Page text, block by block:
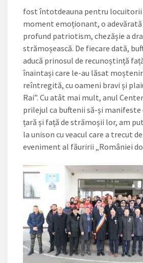
fost întotdeauna pentru locuitorii
moment emoționant, o adevărată
profund patriotism, chezășie a
strămoșească. De fiecare dată,
aducă prinosul de recunoștință
înaintași care le-au lăsat
reîntregită, cu oameni bravi și
Rai”. Cu atât mai mult, anul
prilejul ca buftenii să-și manifeste
țară și față de strămoșii lor, am
la unison cu veacul care a trecut
eveniment al făuririi „României